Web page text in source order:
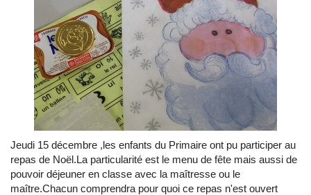
Jeudi 15 décembre ,les enfants du Primaire ont pu participer au
repas de Noël.La particularité est le menu de fête mais aussi de
pouvoir déjeuner en classe avec la maîtresse ou le
maître.Chacun comprendra pour quoi ce repas n'est ouvert